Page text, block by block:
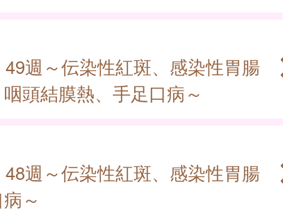
週～伝染性紅斑、感染性胃腸
頭結膜熱、手足口病～
週～伝染性紅斑、感染性胃腸
～